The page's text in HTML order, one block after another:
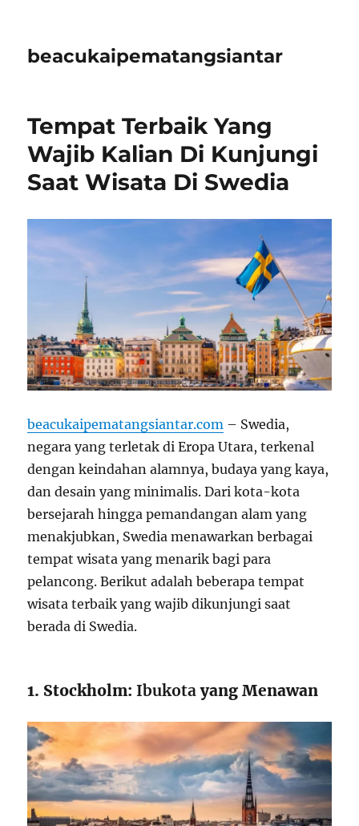
beacukaipematangsiantar
Tempat Terbaik Yang
Wajib Kalian Di Kunjungi
Saat Wisata Di Swedia
beacukaipematangsiantar.com – Swedia,
negara yang terletak di Eropa Utara, terkenal
dengan keindahan alamnya, budaya yang kaya,
dan desain yang minimalis. Dari kota-kota
bersejarah hingga pemandangan alam yang
menakjubkan, Swedia menawarkan berbagai
tempat wisata yang menarik bagi para
pelancong. Berikut adalah beberapa tempat
wisata terbaik yang wajib dikunjungi saat
berada di Swedia.
1. Stockholm:Ibukotayang Menawan